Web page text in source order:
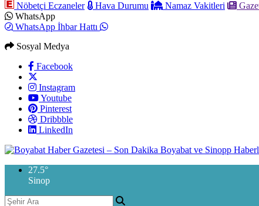
Nöbetçi Eczaneler
Hava Durumu Namaz Vakitleri
WhatsApp
WhatsApp İhbar Hattı
Sosyal Medya
Facebook
Instagram
Youtube
Pinterest
Dribbble
LinkedIn
27.5°
Sinop